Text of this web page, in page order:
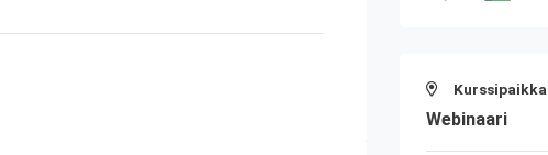
Kurssipaikka
Webinaari